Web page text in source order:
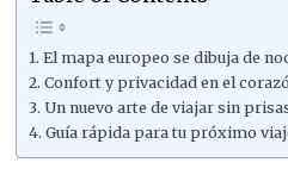
El mapa europeo se dibuja de
Confort y privacidad en el
Un nuevo arte de viajar sin
Guía rápida para tu próximo